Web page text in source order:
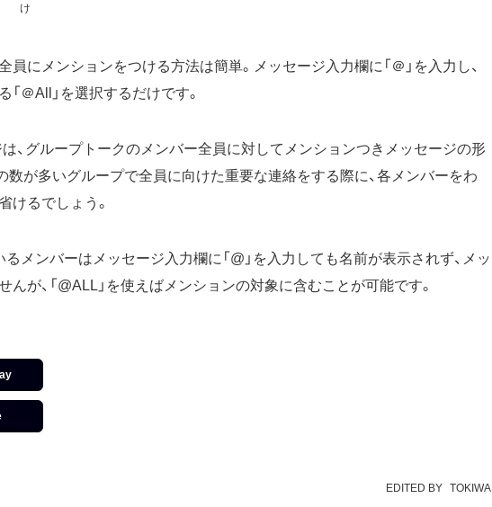
け
にメンションをつける方法は簡単。メッセージ入力欄に「＠」を入力し、
「＠All」を選択するだけです。
は、グループトークのメンバー全員に対してメンションつきメッセージの形
数が多いグループで全員に向けた重要な連絡をする際に、各メンバーをわ
けるでしょう。
メンバーはメッセージ入力欄に「@」を入力しても名前が表示されず、メッ
が、「@ALL」を使えばメンションの対象に含むことが可能です。
EDITED BY TOKIWA